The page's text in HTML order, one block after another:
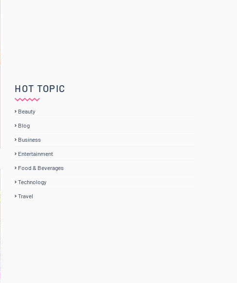
HOT TOPIC
Beauty
Blog
Business
Entertainment
Food & Beverages
Technology
Travel